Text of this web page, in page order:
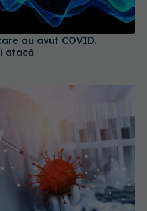
au avut COVID.
atacă
că descoperirile